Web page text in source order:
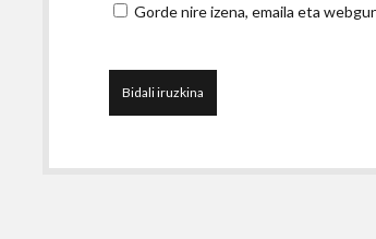
Gorde nire izena, emaila eta